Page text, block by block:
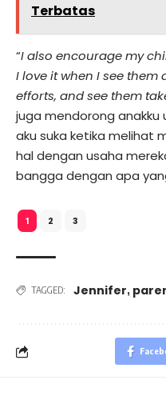
Terbatas
“I also encourage my
I love it when I see
efforts, and see them
juga mendorong anakku
aku suka ketika melihat
hal dengan usaha
bangga dengan apa
1 2 3
TAGGED: Jennifer,